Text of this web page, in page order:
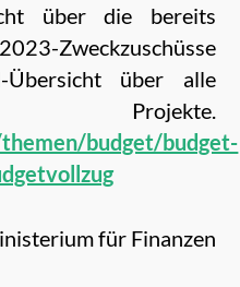
über die bereits
Zweckzuschüsse
Übersicht über alle
Projekte.
budget/budget-
für Finanzen